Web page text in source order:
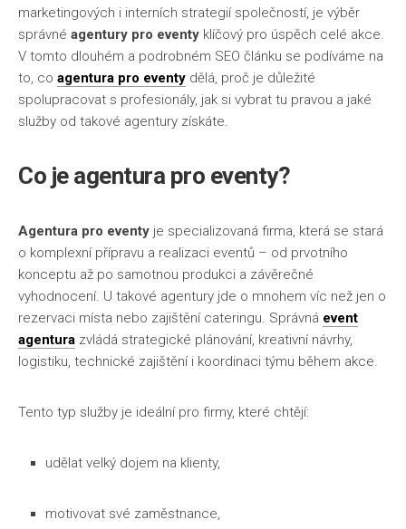
marketingových i interních strategií společností, je výběr
správné agentury pro eventy klíčový pro úspěch celé akce.
V tomto dlouhém a podrobném SEO článku se podíváme na
to, co agentura pro eventy dělá, proč je důležité
spolupracovat s profesionály, jak si vybrat tu pravou a jaké
služby od takové agentury získáte.
Co je agentura pro eventy?
Agentura pro eventy je specializovaná firma, která se stará
o komplexní přípravu a realizaci eventů – od prvotního
konceptu až po samotnou produkci a závěrečné
vyhodnocení. U takové agentury jde o mnohem víc než jen o
rezervaci místa nebo zajištění cateringu. Správná event
agentura zvládá strategické plánování, kreativní návrhy,
logistiku, technické zajištění i koordinaci týmu během akce.
Tento typ služby je ideální pro firmy, které chtějí:
udělat velký dojem na klienty,
motivovat své zaměstnance,